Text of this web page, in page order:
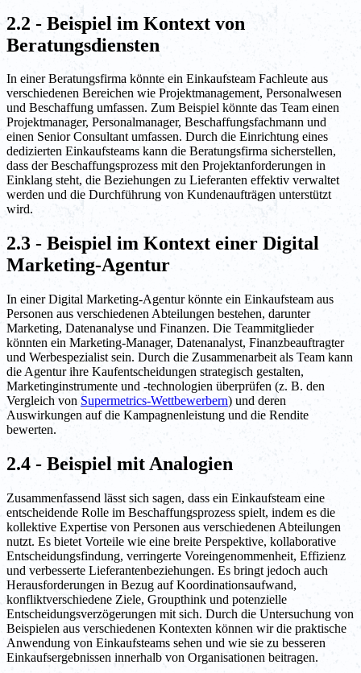
2.2 - Beispiel im Kontext von
Beratungsdiensten
In einer Beratungsfirma könnte ein Einkaufsteam Fachleute aus
verschiedenen Bereichen wie Projektmanagement, Personalwesen
und Beschaffung umfassen. Zum Beispiel könnte das Team einen
Projektmanager, Personalmanager, Beschaffungsfachmann und
einen Senior Consultant umfassen. Durch die Einrichtung eines
dedizierten Einkaufsteams kann die Beratungsfirma sicherstellen,
dass der Beschaffungsprozess mit den Projektanforderungen in
Einklang steht, die Beziehungen zu Lieferanten effektiv verwaltet
werden und die Durchführung von Kundenaufträgen unterstützt
wird.
2.3 - Beispiel im Kontext einer Digital
Marketing-Agentur
In einer Digital Marketing-Agentur könnte ein Einkaufsteam aus
Personen aus verschiedenen Abteilungen bestehen, darunter
Marketing, Datenanalyse und Finanzen. Die Teammitglieder
könnten ein Marketing-Manager, Datenanalyst, Finanzbeauftragter
und Werbespezialist sein. Durch die Zusammenarbeit als Team kann
die Agentur ihre Kaufentscheidungen strategisch gestalten,
Marketinginstrumente und -technologien überprüfen (z. B. den
Vergleich von Supermetrics-Wettbewerbern) und deren
Auswirkungen auf die Kampagnenleistung und die Rendite
bewerten.
2.4 - Beispiel mit Analogien
Zusammenfassend lässt sich sagen, dass ein Einkaufsteam eine
entscheidende Rolle im Beschaffungsprozess spielt, indem es die
kollektive Expertise von Personen aus verschiedenen Abteilungen
nutzt. Es bietet Vorteile wie eine breite Perspektive, kollaborative
Entscheidungsfindung, verringerte Voreingenommenheit, Effizienz
und verbesserte Lieferantenbeziehungen. Es bringt jedoch auch
Herausforderungen in Bezug auf Koordinationsaufwand,
konfliktverschiedene Ziele, Groupthink und potenzielle
Entscheidungsverzögerungen mit sich. Durch die Untersuchung von
Beispielen aus verschiedenen Kontexten können wir die praktische
Anwendung von Einkaufsteams sehen und wie sie zu besseren
Einkaufsergebnissen innerhalb von Organisationen beitragen.